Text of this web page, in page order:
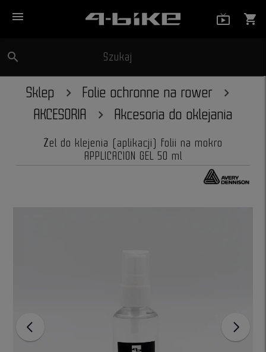
menu shopping_cart
search Szukaj
Sklep
Folie ochronne na rower
AKCESORIA
Akcesoria do oklejania
Żel do klejenia (aplikacji) folii na mokro
APPLICACION GEL 50 ml